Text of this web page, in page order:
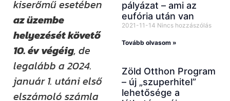
kiserőmű esetében
az üzembe
helyezését követő
10. év végéig, de
legalább a 2024.
január 1. utáni első
elszámoló számla
pályázat – ami az
eufória után van
2021-11-14 Nincs hozzászólás
Tovább olvasom »
Zöld Otthon Program
– új „szuperhitel”
lehetősége a